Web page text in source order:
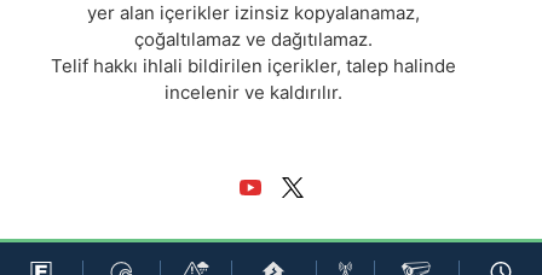
yer alan içerikler izinsiz kopyalanamaz,
çoğaltılamaz ve dağıtılamaz.
Telif hakkı ihlali bildirilen içerikler, talep halinde
incelenir ve kaldırılır.